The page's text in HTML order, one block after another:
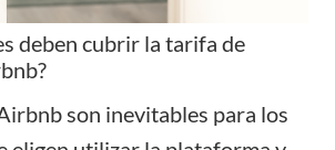
deben cubrir la tarifa de
son inevitables para los